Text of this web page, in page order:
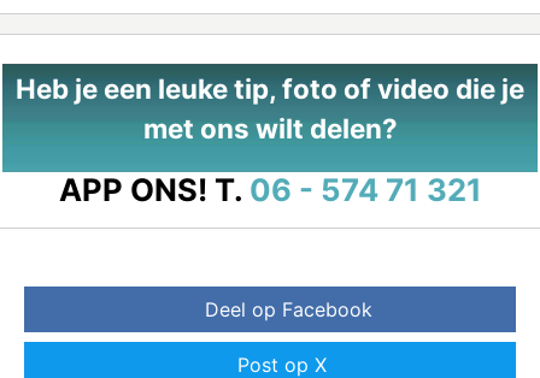
Heb je een leuke tip, foto of video die je
met ons wilt delen?
APP ONS! T. 06 - 574 71 321
Deel op Facebook
Post op X